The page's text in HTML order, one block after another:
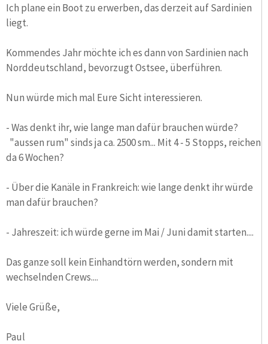
Ich plane ein Boot zu erwerben, das derzeit auf Sardinien
liegt.
Kommendes Jahr möchte ich es dann von Sardinien nach
Norddeutschland, bevorzugt Ostsee, überführen.
Nun würde mich mal Eure Sicht interessieren.
- Was denkt ihr, wie lange man dafür brauchen würde?
"aussen rum" sinds ja ca. 2500 sm... Mit 4 - 5 Stopps, reichen
da 6 Wochen?
- Über die Kanäle in Frankreich: wie lange denkt ihr würde
man dafür brauchen?
- Jahreszeit: ich würde gerne im Mai / Juni damit starten....
Das ganze soll kein Einhandtörn werden, sondern mit
wechselnden Crews....
Viele Grüße,
Paul